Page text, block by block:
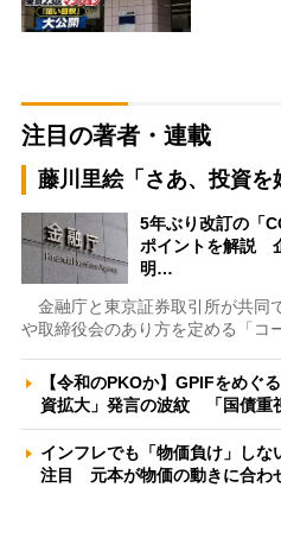
注目の著者・連載
藤川里絵「さあ、投資を
5年ぶり改訂の「
ポイントを解説
明…
金融庁と東京証券取引所が共同
や取締役会のあり方を定める「コ
【令和のPKOか】GPIFをめぐ
資拡大」発言の波紋 「国債重
インフレでも「物価負け」し
注目 元本が物価の動きに合わ